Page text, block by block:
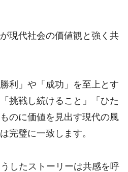
現代社会の価値観と強く共
利」や「成功」を至上とす
挑戦し続けること」「ひた
のに価値を見出す現代の風
完璧に一致します。
したストーリーは共感を呼